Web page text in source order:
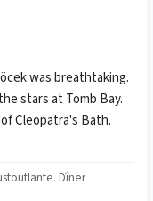
was breathtaking.
stars at Tomb Bay.
Cleopatra's Bath.
Dîner